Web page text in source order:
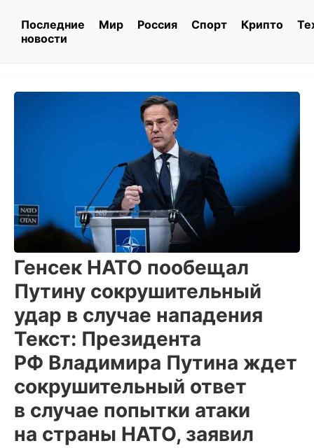
Последние
новости
Мир Россия Спорт Крипто
Генсек НАТО пообещал
Путину сокрушительный
удар в случае нападения
Текст: Президента
РФ Владимира Путина ждет
сокрушительный ответ
в случае попытки атаки
на страны НАТО, заявил